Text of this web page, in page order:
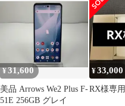
ABランク 75
¥31,600
美品 Arrows We2 Plus F-
51E 256GB グレイ
¥33,000
RX様専用